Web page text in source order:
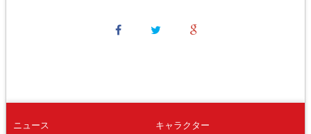
ニュース
キャラクター